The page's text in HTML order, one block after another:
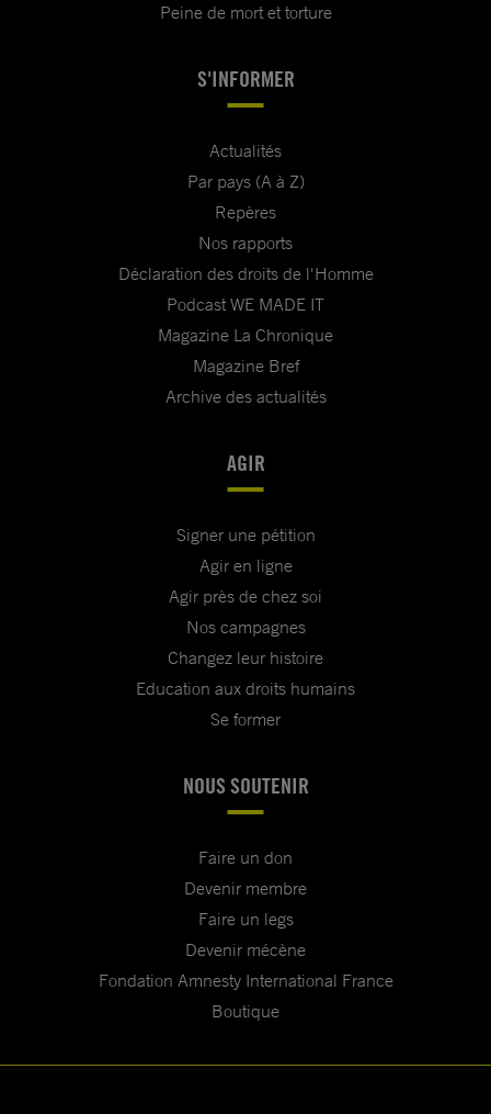
Peine de mort et torture
S'INFORMER
Actualités
Par pays (A à Z)
Repères
Nos rapports
Déclaration des droits de l'Homme
Podcast WE MADE IT
Magazine La Chronique
Magazine Bref
Archive des actualités
AGIR
Signer une pétition
Agir en ligne
Agir près de chez soi
Nos campagnes
Changez leur histoire
Education aux droits humains
Se former
NOUS SOUTENIR
Faire un don
Devenir membre
Faire un legs
Devenir mécène
Fondation Amnesty International France
Boutique